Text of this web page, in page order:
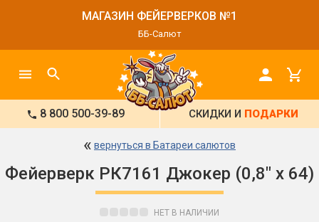
МАГАЗИН ФЕЙЕРВЕРКОВ №1
ББ-Салют
8 800 500-39-89 СКИДКИ И ПОДАРКИ
« вернуться в Батареи салютов
Фейерверк РК7161 Джокер (0,8" х 64)
НЕТ В НАЛИЧИИ